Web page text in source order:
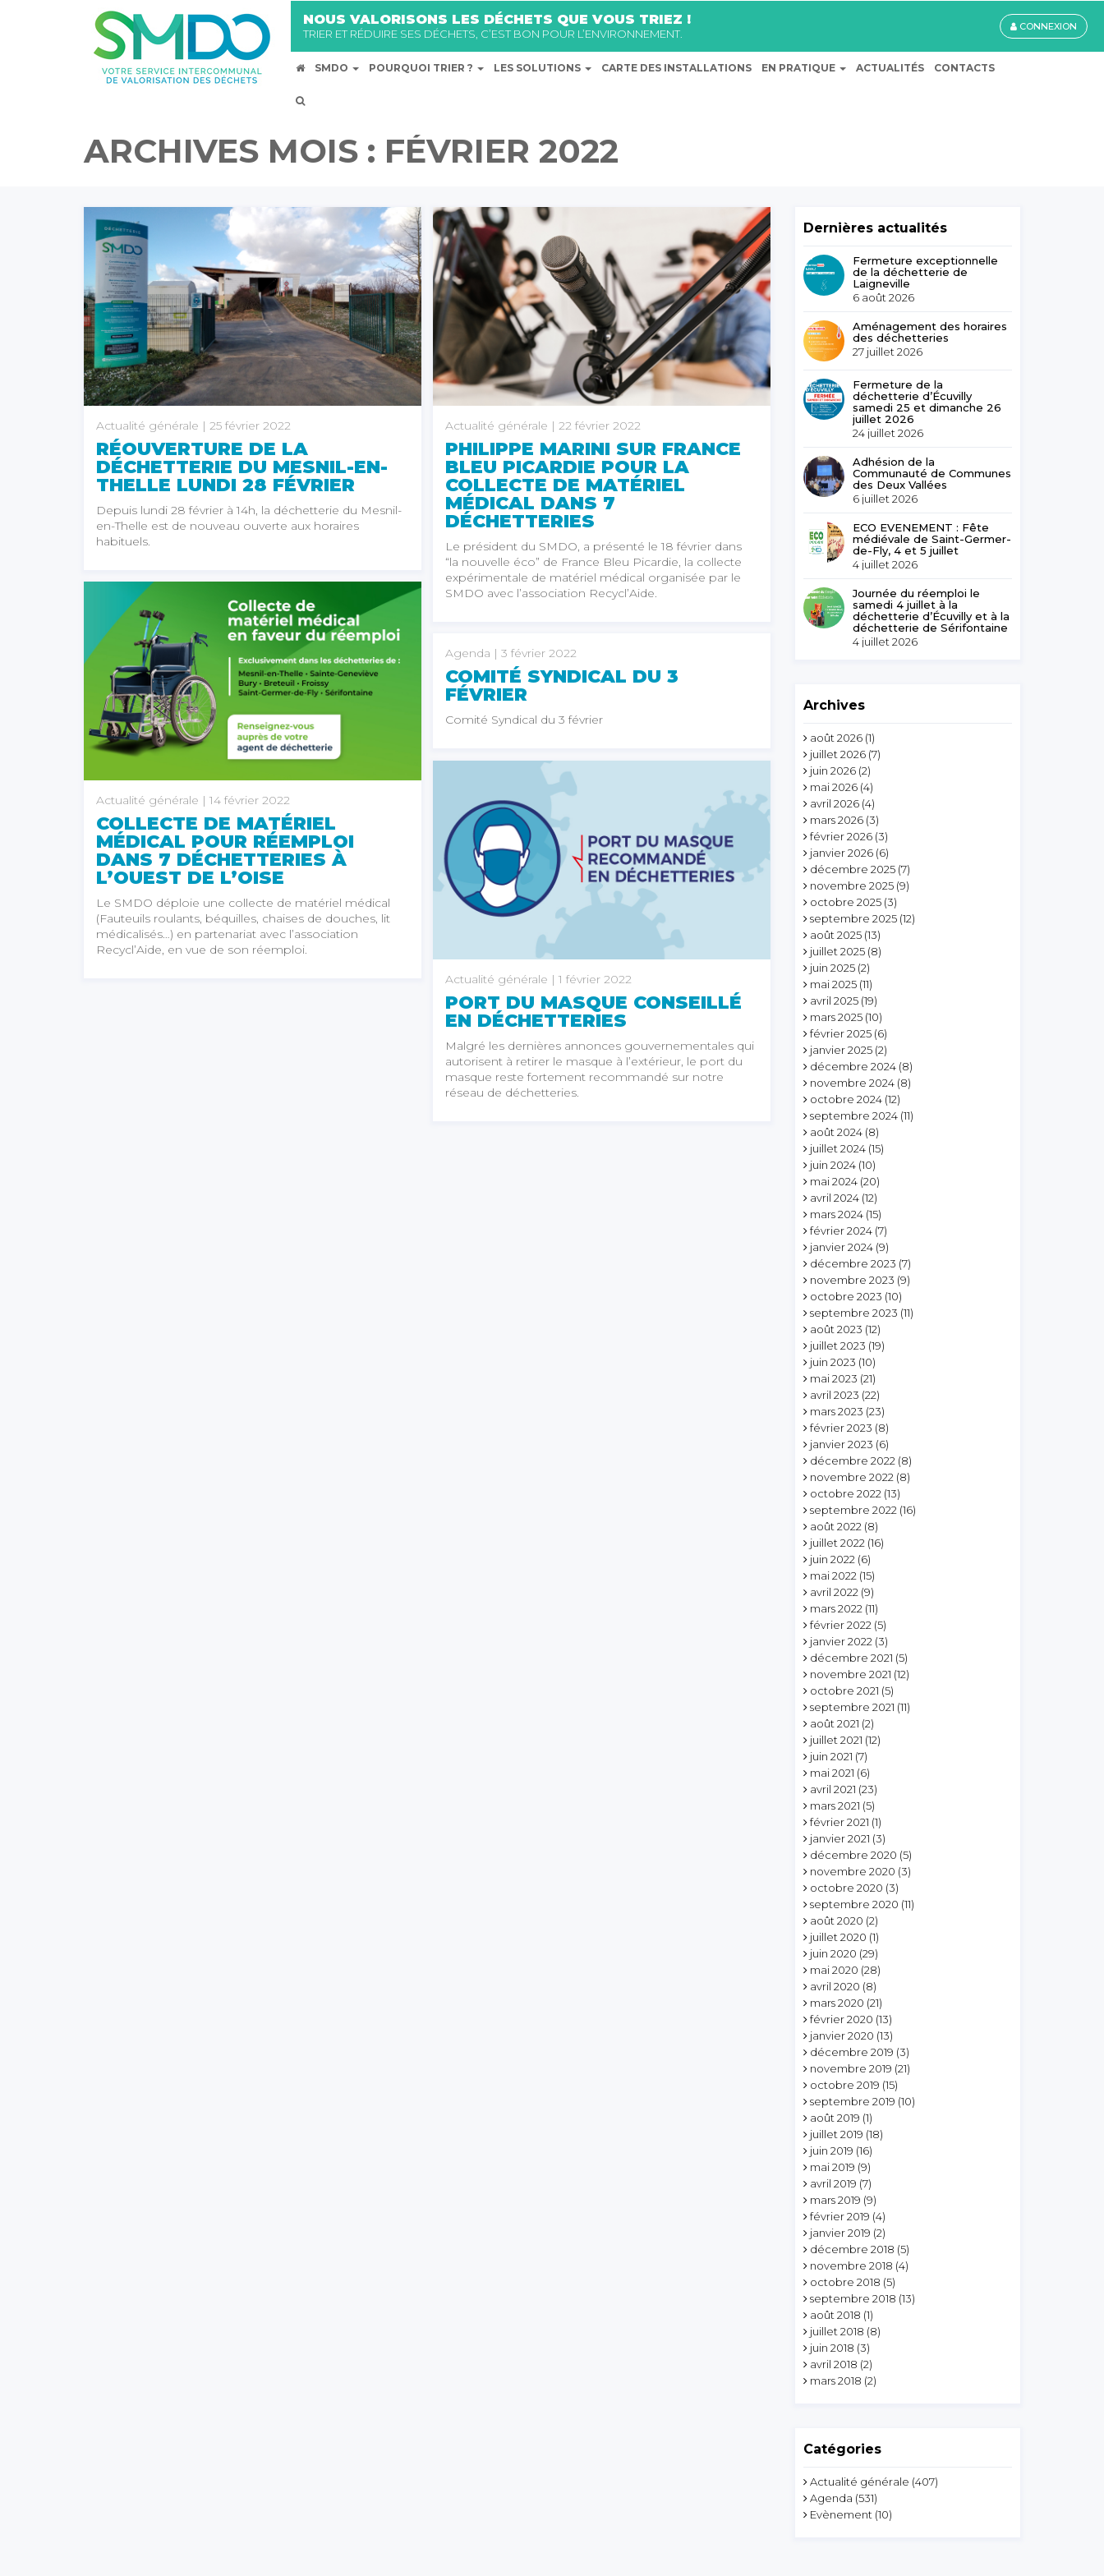
NOUS VALORISONS LES DÉCHETS QUE VOUS TRIEZ !
TRIER ET RÉDUIRE SES DÉCHETS, C’EST BON POUR L’ENVIRONNEMENT.
SMDO POURQUOI TRIER ? LES SOLUTIONS CARTE DES INSTALLATIONS EN PRATIQUE ACTUALITÉS CONTACTS
CONNEXION
ARCHIVES MOIS : FÉVRIER 2022
Actualité générale | 25 février 2022
RÉOUVERTURE DE LA
DÉCHETTERIE DU MESNIL-EN-
THELLE LUNDI 28 FÉVRIER
Depuis lundi 28 février à 14h, la déchetterie du Mesnil-
en-Thelle est de nouveau ouverte aux horaires
habituels.
Actualité générale | 22 février 2022
PHILIPPE MARINI SUR FRANCE
BLEU PICARDIE POUR LA
COLLECTE DE MATÉRIEL
MÉDICAL DANS 7
DÉCHETTERIES
Le président du SMDO, a présenté le 18 février dans
“la nouvelle éco” de France Bleu Picardie, la collecte
expérimentale de matériel médical organisée par le
SMDO avec l’association Recycl’Aide.
Actualité générale | 14 février 2022
COLLECTE DE MATÉRIEL
MÉDICAL POUR RÉEMPLOI
DANS 7 DÉCHETTERIES À
L’OUEST DE L’OISE
Le SMDO déploie une collecte de matériel médical
(Fauteuils roulants, béquilles, chaises de douches, lit
médicalisés…) en partenariat avec l’association
Recycl’Aide, en vue de son réemploi.
Agenda | 3 février 2022
COMITÉ SYNDICAL DU 3
FÉVRIER
Comité Syndical du 3 février
Actualité générale | 1 février 2022
PORT DU MASQUE CONSEILLÉ
EN DÉCHETTERIES
Malgré les dernières annonces gouvernementales qui
autorisent à retirer le masque à l’extérieur, le port du
masque reste fortement recommandé sur notre
réseau de déchetteries.
Dernières actualités
Fermeture exceptionnelle
de la déchetterie de
Laigneville
6 août 2026
Aménagement des horaires
des déchetteries
27 juillet 2026
Fermeture de la
déchetterie d’Écuvilly
samedi 25 et dimanche 26
juillet 2026
24 juillet 2026
Adhésion de la
Communauté de Communes
des Deux Vallées
6 juillet 2026
ECO EVENEMENT : Fête
médiévale de Saint-Germer-
de-Fly, 4 et 5 juillet
4 juillet 2026
Journée du réemploi le
samedi 4 juillet à la
déchetterie d’Écuvilly et à la
déchetterie de Sérifontaine
4 juillet 2026
Archives
août 2026 (1)
juillet 2026 (7)
juin 2026 (2)
mai 2026 (4)
avril 2026 (4)
mars 2026 (3)
février 2026 (3)
janvier 2026 (6)
décembre 2025 (7)
novembre 2025 (9)
octobre 2025 (3)
septembre 2025 (12)
août 2025 (13)
juillet 2025 (8)
juin 2025 (2)
mai 2025 (11)
avril 2025 (19)
mars 2025 (10)
février 2025 (6)
janvier 2025 (2)
décembre 2024 (8)
novembre 2024 (8)
octobre 2024 (12)
septembre 2024 (11)
août 2024 (8)
juillet 2024 (15)
juin 2024 (10)
mai 2024 (20)
avril 2024 (12)
mars 2024 (15)
février 2024 (7)
janvier 2024 (9)
décembre 2023 (7)
novembre 2023 (9)
octobre 2023 (10)
septembre 2023 (11)
août 2023 (12)
juillet 2023 (19)
juin 2023 (10)
mai 2023 (21)
avril 2023 (22)
mars 2023 (23)
février 2023 (8)
janvier 2023 (6)
décembre 2022 (8)
novembre 2022 (8)
octobre 2022 (13)
septembre 2022 (16)
août 2022 (8)
juillet 2022 (16)
juin 2022 (6)
mai 2022 (15)
avril 2022 (9)
mars 2022 (11)
février 2022 (5)
janvier 2022 (3)
décembre 2021 (5)
novembre 2021 (12)
octobre 2021 (5)
septembre 2021 (11)
août 2021 (2)
juillet 2021 (12)
juin 2021 (7)
mai 2021 (6)
avril 2021 (23)
mars 2021 (5)
février 2021 (1)
janvier 2021 (3)
décembre 2020 (5)
novembre 2020 (3)
octobre 2020 (3)
septembre 2020 (11)
août 2020 (2)
juillet 2020 (1)
juin 2020 (29)
mai 2020 (28)
avril 2020 (8)
mars 2020 (21)
février 2020 (13)
janvier 2020 (13)
décembre 2019 (3)
novembre 2019 (21)
octobre 2019 (15)
septembre 2019 (10)
août 2019 (1)
juillet 2019 (18)
juin 2019 (16)
mai 2019 (9)
avril 2019 (7)
mars 2019 (9)
février 2019 (4)
janvier 2019 (2)
décembre 2018 (5)
novembre 2018 (4)
octobre 2018 (5)
septembre 2018 (13)
août 2018 (1)
juillet 2018 (8)
juin 2018 (3)
avril 2018 (2)
mars 2018 (2)
Catégories
Actualité générale (407)
Agenda (531)
Evènement (10)